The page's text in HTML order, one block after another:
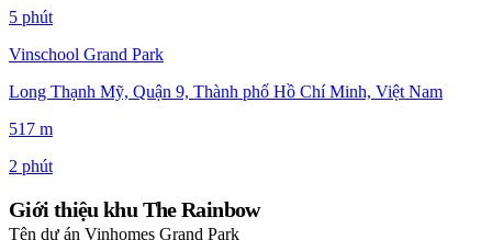
5 phút
Vinschool Grand Park
Long Thạnh Mỹ, Quận 9, Thành phố Hồ Chí Minh, Việt Nam
517 m
2 phút
Giới thiệu khu The Rainbow
Tên dự án Vinhomes Grand Park